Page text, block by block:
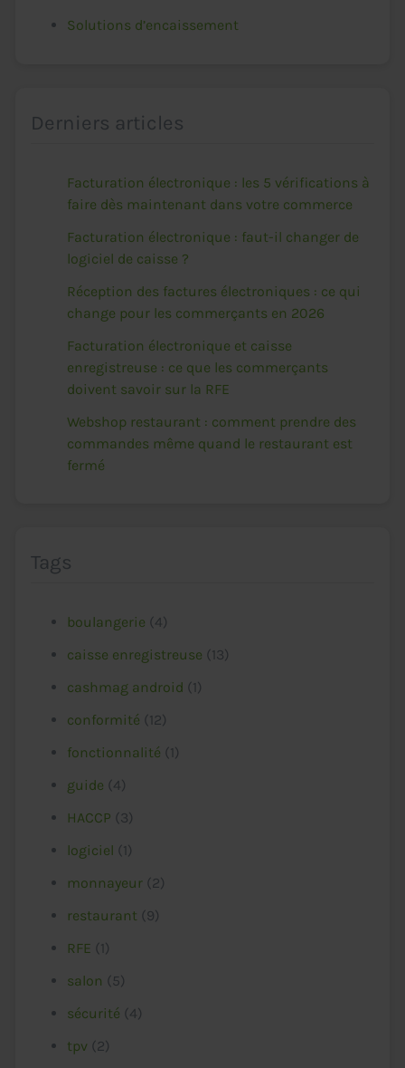
Solutions d’encaissement
Derniers articles
Facturation électronique : les 5 vérifications à
faire dès maintenant dans votre commerce
Facturation électronique : faut-il changer de
logiciel de caisse ?
Réception des factures électroniques : ce qui
change pour les commerçants en 2026
Facturation électronique et caisse
enregistreuse : ce que les commerçants
doivent savoir sur la RFE
Webshop restaurant : comment prendre des
commandes même quand le restaurant est
fermé
Tags
boulangerie (4)
caisse enregistreuse (13)
cashmag android (1)
conformité (12)
fonctionnalité (1)
guide (4)
HACCP (3)
logiciel (1)
monnayeur (2)
restaurant (9)
RFE (1)
salon (5)
sécurité (4)
tpv (2)